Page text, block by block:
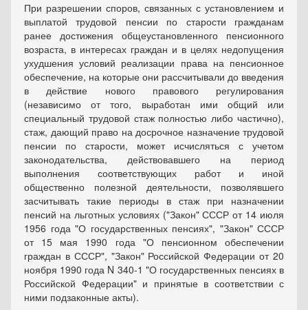
При разрешении споров, связанных с установлением и
выплатой трудовой пенсии по старости гражданам
ранее достижения общеустановленного пенсионного
возраста, в интересах граждан и в целях недопущения
ухудшения условий реализации права на пенсионное
обеспечение, на которые они рассчитывали до введения
в действие нового правового регулирования
(независимо от того, выработан ими общий или
специальный трудовой стаж полностью либо частично),
стаж, дающий право на досрочное назначение трудовой
пенсии по старости, может исчисляться с учетом
законодательства, действовавшего на период
выполнения соответствующих работ и иной
общественно полезной деятельности, позволявшего
засчитывать такие периоды в стаж при назначении
пенсий на льготных условиях ("Закон" СССР от 14 июля
1956 года "О государственных пенсиях", "Закон" СССР
от 15 мая 1990 года "О пенсионном обеспечении
граждан в СССР", "Закон" Российской Федерации от 20
ноября 1990 года N 340-1 "О государственных пенсиях в
Российской Федерации" и принятые в соответствии с
ними подзаконные акты).